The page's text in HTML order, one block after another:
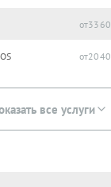
3360
2040
все услуги